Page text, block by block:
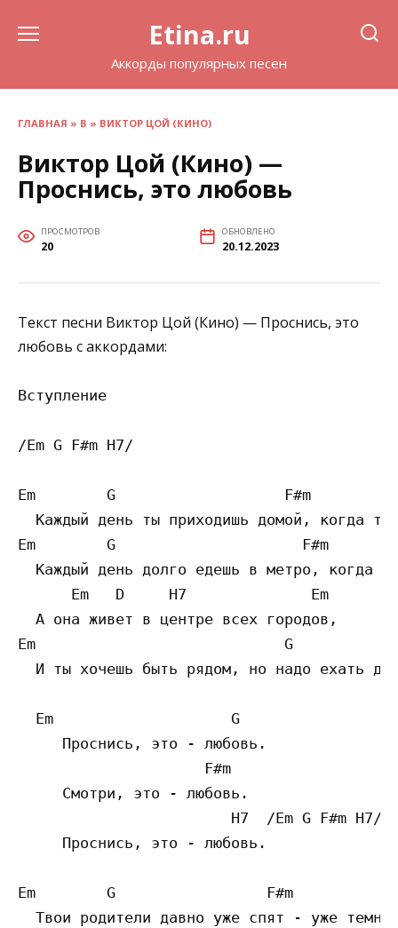
Etina.ru
Аккорды популярных песен
ГЛАВНАЯ » В » ВИКТОР ЦОЙ (КИНО)
Виктор Цой (Кино) —
Проснись, это любовь
ПРОСМОТРОВ
20
ОБНОВЛЕНО
20.12.2023
Текст песни Виктор Цой (Кино) — Проснись, это
любовь с аккордами:
Вступление
/Em G F#m H7/
Em        G                   F#m
Каждый день ты приходишь домой, когда
Em        G                     F#m
Каждый день долго едешь в метро, когда
      Em   D     H7              Em
  А она живет в центре всех городов,
Em                            G
И ты хочешь быть рядом, но надо ехать
  Em                    G
     Проснись, это - любовь.
     Смотри, это - любовь.
     Проснись, это - любовь.
Em        G                 F#m
Твои родители давно уже спят - уже